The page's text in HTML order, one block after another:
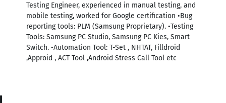
Testing Engineer, experienced in manual testing, and
mobile testing, worked for Google certification •Bug
reporting tools: PLM (Samsung Proprietary). •Testing
Tools: Samsung PC Studio, Samsung PC Kies, Smart
Switch. •Automation Tool: T-Set , NHTAT, Filldroid
,Approid , ACT Tool ,Android Stress Call Tool etc